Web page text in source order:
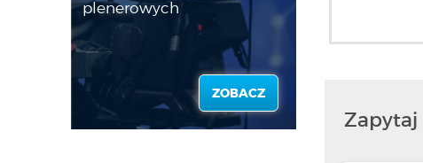
plenerowych
ZOBACZ